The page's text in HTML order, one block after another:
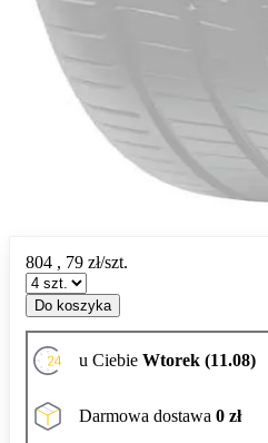
804 , 79 zł/szt.
Do koszyka
u Ciebie Wtorek (11.08)
Darmowa dostawa 0 zł